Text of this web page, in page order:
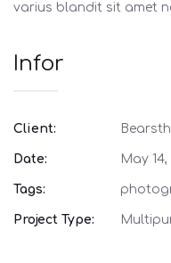
varius blandit sit amet
Infor
Client:
Date: May 14,
Tags:
Project Type: